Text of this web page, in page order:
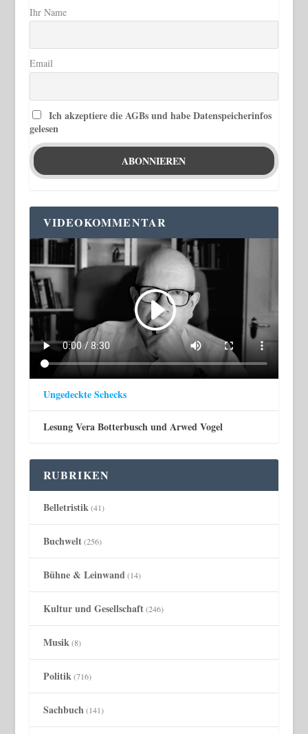
Ihr Name
Email
Ich akzeptiere die AGBs und habe Datenspeicherinfos
gelesen
VIDEOKOMMENTAR
Ungedeckte Schecks
Lesung Vera Botterbusch und Arwed Vogel
RUBRIKEN
Belletristik(41)
Buchwelt(256)
Bühne & Leinwand(14)
Kultur und Gesellschaft(246)
Musik(8)
Politik(716)
Sachbuch(141)